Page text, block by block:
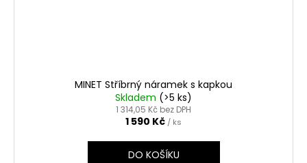
MINET Stříbrný náramek s kapkou
Skladem (>5 ks)
1 314,05 Kč bez DPH
1 590 Kč / ks
DO KOŠÍKU